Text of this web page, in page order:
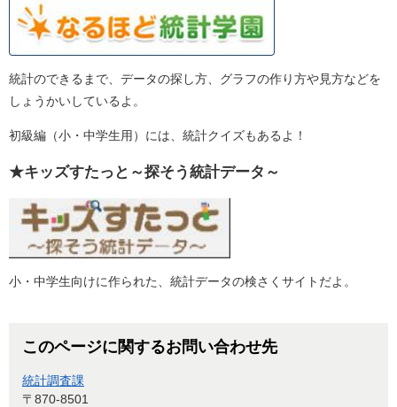
統計のできるまで、データの探し方、グラフの作り方や見方などを
しょうかいしているよ。
初級編（小・中学生用）には、統計クイズもあるよ！
★キッズすたっと～探そう統計データ～
小・中学生向けに作られた、統計データの検さくサイトだよ。
このページに関するお問い合わせ先
統計調査課
〒870-8501